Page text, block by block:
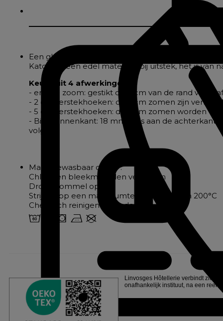
Een glad effen tafelkleed van puur
Katoen is een edel materiaal bij uitstek, het is van
Keuze uit 4 afwerkingen:
- enkele zoom: gestikt op 2 cm van de rand voor
- 2 cm verstekhoeken: de 2 cm zomen zijn
- 5 cm verstekhoeken: de 5 cm zomen worden
- Biais binnenkant: 18 mm biais aan de
volgen
Machinewasbaar op 60°.
Chloor en bleekmiddelen verboden
Droogtrommel op 60°.
Strijken op een maximumtemperatuur van 200°C
Chemisch reinigen verboden
4 o s v U
Linvosges Hôtellerie verbindt zich
onafhankelijk instituut, na een